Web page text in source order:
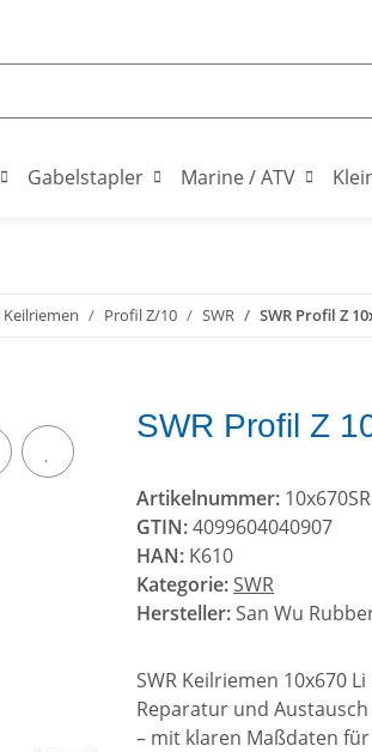
Gabelstapler Marine / ATV
Profil Z/10 SWR SWR Profil Z
SWR Profil Z
Artikelnummer: 10x670SR
GTIN:4099604040907
HAN: K610
Kategorie: SWR
Hersteller: San Wu
SWR Keilriemen 10x670
Reparatur und
– mit klaren Maßdaten